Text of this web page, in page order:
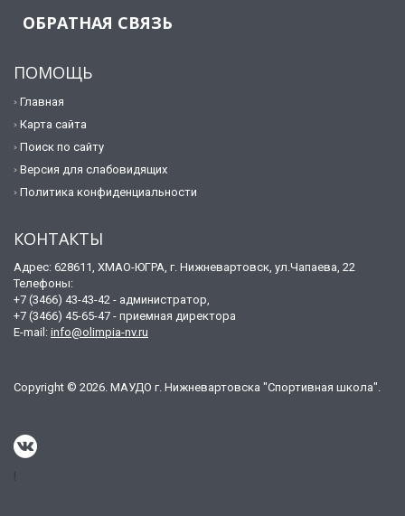
ОБРАТНАЯ СВЯЗЬ
ПОМОЩЬ
Главная
Карта сайта
Поиск по сайту
Версия для слабовидящих
Политика конфиденциальности
КОНТАКТЫ
Адрес: 628611, ХМАО-ЮГРА, г. Нижневартовск, ул.Чапаева, 22
Телефоны:
+7 (3466) 43-43-42 - администратор,
+7 (3466) 45-65-47 - приемная директора
E-mail: info@olimpia-nv.ru
Copyright © 2026. МАУДО г. Нижневартовска "Спортивная школа".
!